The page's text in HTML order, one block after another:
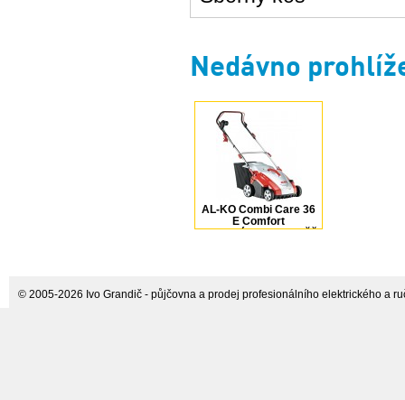
Nedávno
AL-KO Combi Care 36
E Comfort
vertikutátor/provzdušňovač
© 2005-2026 Ivo Grandič - půjčovna a prodej profesionálního elektrického a